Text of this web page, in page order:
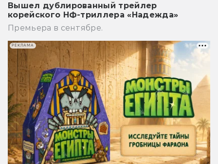
Вышел дублированный трейлер
корейского НФ-триллера «Надежда»
Премьера в сентябре.
РЕКЛАМА